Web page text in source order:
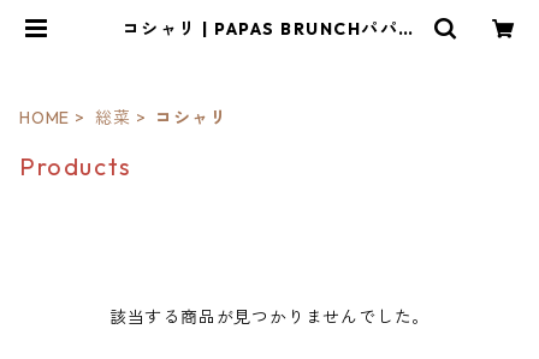
コシャリ | PAPAS BRUNCHパパス
HOME 総菜 コシャリ
Products
該当する商品が見つかりませんでした。